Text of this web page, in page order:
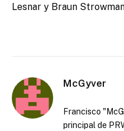
Lesnar y Braun
McGyver
Francisco
principal de